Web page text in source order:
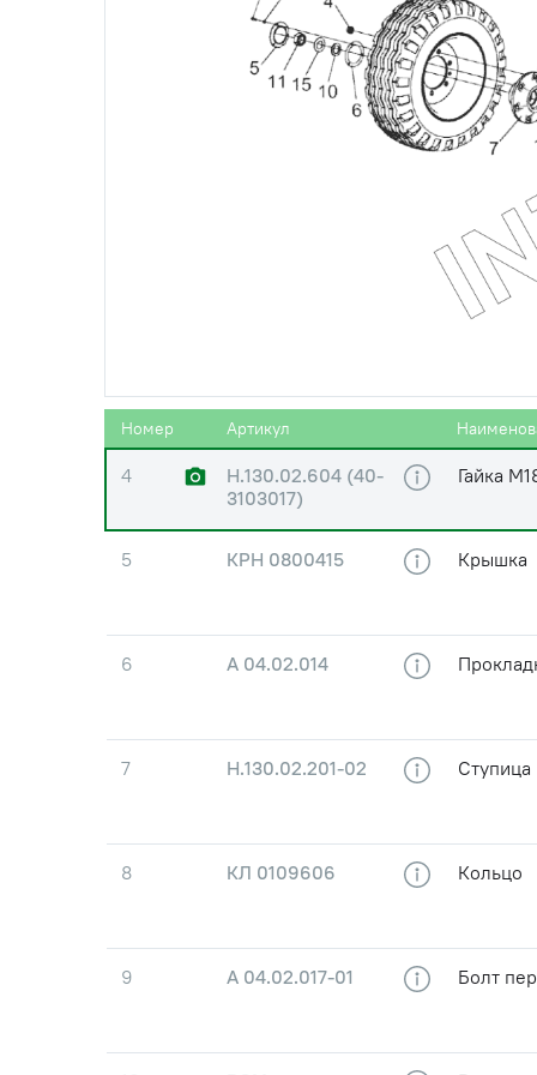
Номер Артикул
КЗК 1590010А-06 Тележка
Рама в
Балка
4
Н.130.02.604 (40-
3103017)
Гайка
5 КРН 0800415 Крышка
6 А 04.02.014
7 Н.130.02.201-02 Ступица
8 КЛ 0109606 Кольцо
9 А 04.02.017-01 Болт